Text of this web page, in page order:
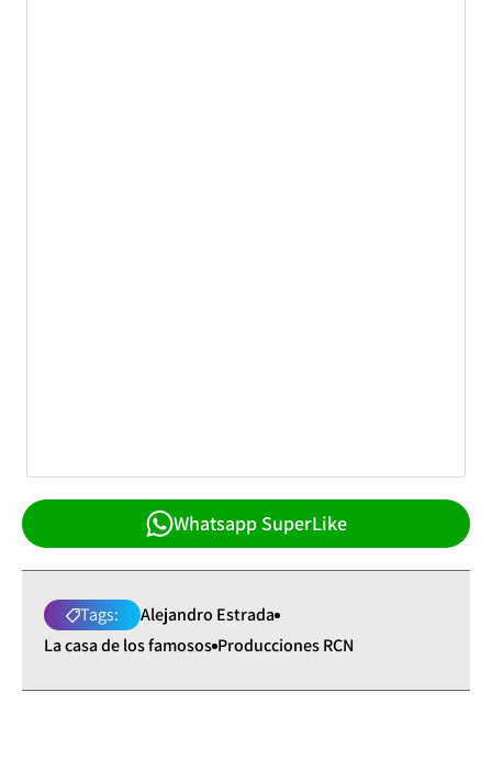
Whatsapp SuperLike
Tags:
Alejandro Estrada
La casa de los famosos Producciones RCN